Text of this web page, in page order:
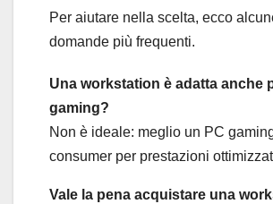
Per aiutare nella scelta, ecco
domande più frequenti.
Una workstation è adatta anche
gaming?
Non è ideale: meglio un PC
consumer per prestazioni
Vale la pena acquistare una